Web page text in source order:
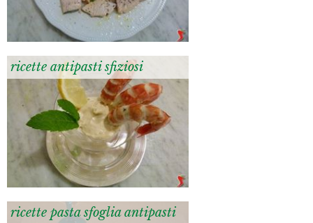
ricette antipasti sfiziosi
ricette pasta sfoglia antipasti